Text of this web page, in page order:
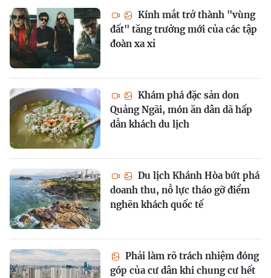
Kính mắt trở thành "vùng
đất" tăng trưởng mới của các tập
đoàn xa xỉ
Khám phá đặc sản don
Quảng Ngãi, món ăn dân dã hấp
dẫn khách du lịch
Du lịch Khánh Hòa bứt phá
doanh thu, nỗ lực tháo gỡ điểm
nghẽn khách quốc tế
Phải làm rõ trách nhiệm đóng
góp của cư dân khi chung cư hết